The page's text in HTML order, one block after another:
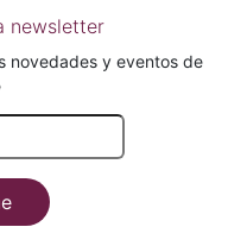
newsletter
novedades y eventos de